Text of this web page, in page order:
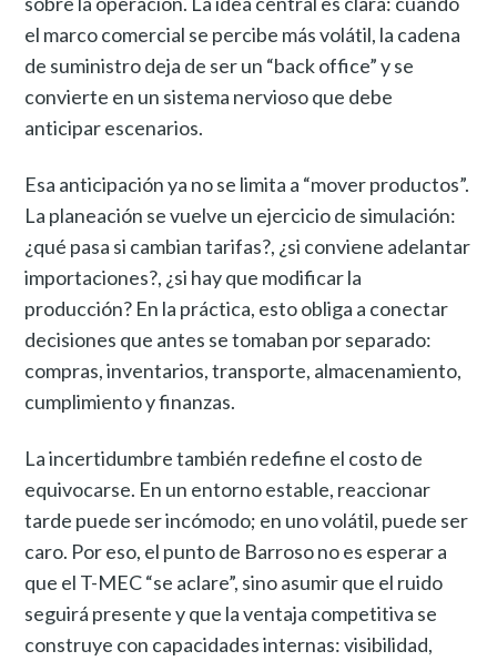
el marco comercial se percibe más volátil, la cadena
de suministro deja de ser un “back office” y se
convierte en un sistema nervioso que debe
anticipar escenarios.
Esa anticipación ya no se limita a “mover productos”.
La planeación se vuelve un ejercicio de simulación:
¿qué pasa si cambian tarifas?, ¿si conviene adelantar
importaciones?, ¿si hay que modificar la
producción? En la práctica, esto obliga a conectar
decisiones que antes se tomaban por separado:
compras, inventarios, transporte, almacenamiento,
cumplimiento y finanzas.
La incertidumbre también redefine el costo de
equivocarse. En un entorno estable, reaccionar
tarde puede ser incómodo; en uno volátil, puede ser
caro. Por eso, el punto de Barroso no es esperar a
que el T-MEC “se aclare”, sino asumir que el ruido
seguirá presente y que la ventaja competitiva se
construye con capacidades internas: visibilidad,